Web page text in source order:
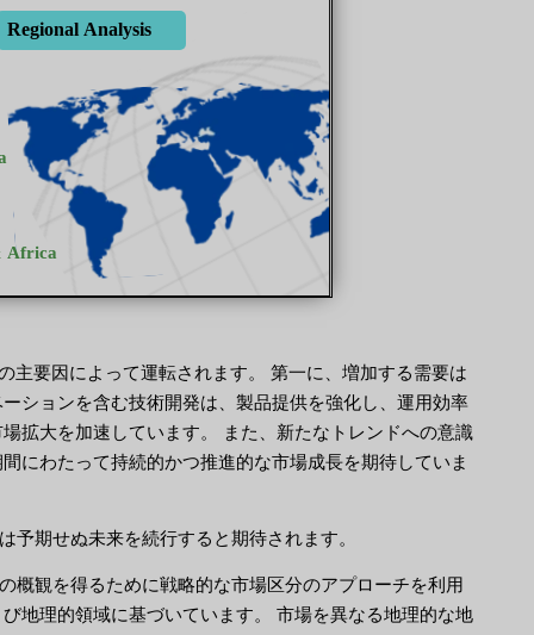
要因によって運転されます。 第一に、増加する需要は
ションを含む技術開発は、製品提供を強化し、運用効率
拡大を加速しています。 また、新たなトレンドへの意識
にわたって持続的かつ推進的な市場成長を期待していま
期せぬ未来を続行すると期待されます。
概観を得るために戦略的な市場区分のアプローチを利用
地理的領域に基づいています。 市場を異なる地理的な地